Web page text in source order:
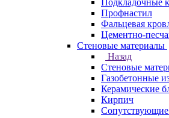
Подкладочные
Профнастил
Фальцевая
Цементно-
Стеновые материалы
Назад
Стеновые
Газобетонные
Керамические
Кирпич